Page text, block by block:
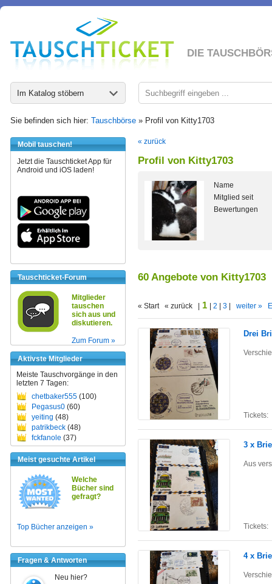
DIE
Im Katalog stöbern
Sie befinden sich hier: Tauschbörse » Profil von Kitty1703
Mobil tauschen!
Jetzt die Tauschticket App für
Android und iOS laden!
Tauschticket-Forum
Mitglieder
tauschen
sich aus und
diskutieren.
Zum Forum »
Aktivste Mitglieder
Meiste Tauschvorgänge in den
letzten 7 Tagen:
chetbaker555 (100)
Pegasus0 (60)
yeiting (48)
patrikbeck (48)
fckfanole (37)
Meist gesuchte Artikel
Welche
Bücher sind
gefragt?
Top Bücher anzeigen »
Fragen & Antworten
Neu hier?
« zurück
Profil von Kitty1703
Name
Mitglied seit
Bewertungen
60 Angebote von Kitty1703
« Start « zurück | 1 2 3 weiter »
Drei
Tickets:
3 x
Aus
Tickets:
4 x